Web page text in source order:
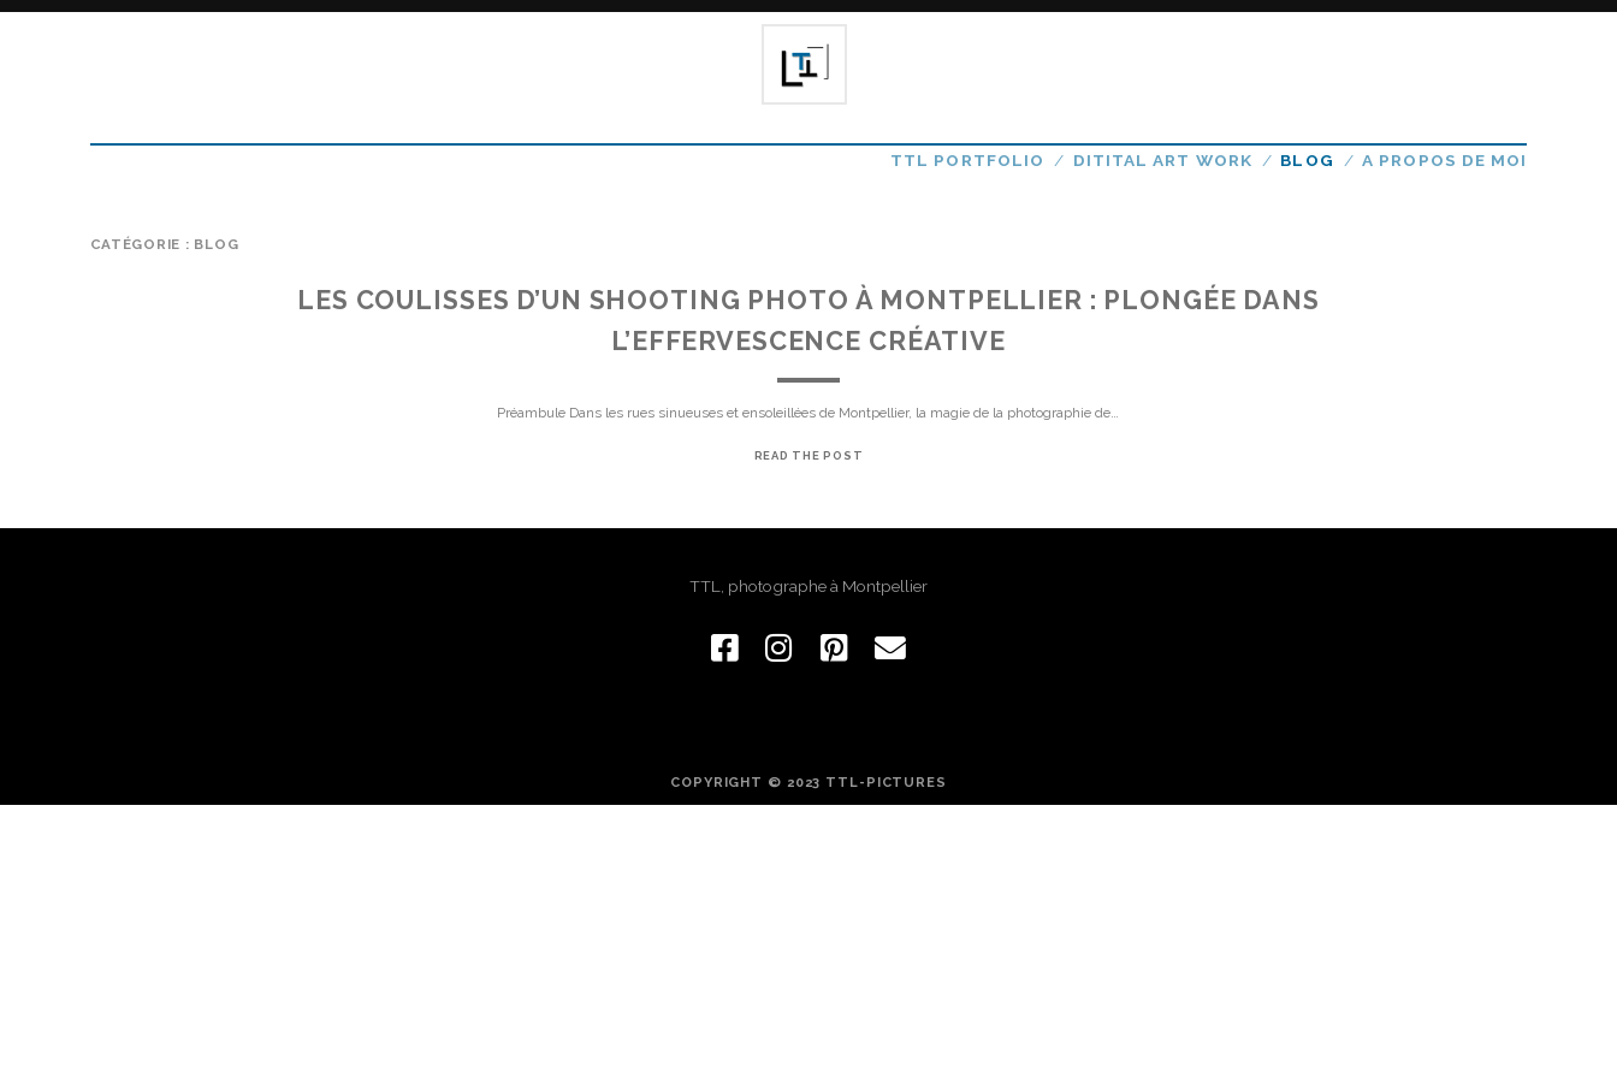
TTL PORTFOLIO DITITAL ART WORK BLOG A PROPOS DE MOI
CATÉGORIE : BLOG
LES COULISSES D’UN SHOOTING PHOTO À MONTPELLIER : PLONGÉE DANS
L’EFFERVESCENCE CRÉATIVE
Préambule Dans les rues sinueuses et ensoleillées de Montpellier, la magie de la photographie de…
READ THE POST
TTL, photographe à Montpellier
COPYRIGHT © 2023 TTL-PICTURES